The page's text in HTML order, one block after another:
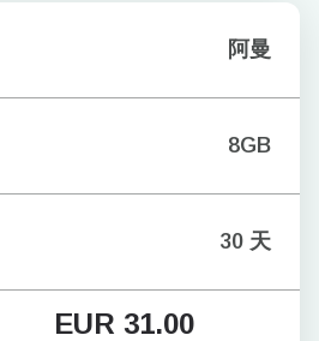
阿曼
8GB
30 天
EUR 31.00